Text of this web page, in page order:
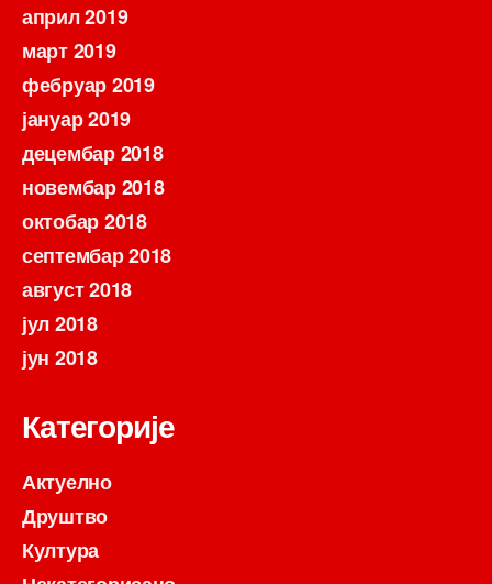
април 2019
март 2019
фебруар 2019
јануар 2019
децембар 2018
новембар 2018
октобар 2018
септембар 2018
август 2018
јул 2018
јун 2018
Категорије
Актуелно
Друштво
Култура